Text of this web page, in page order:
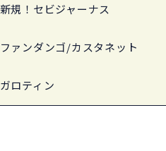
新規！セビジャーナス
ファンダンゴ/カスタネット
ガロティン